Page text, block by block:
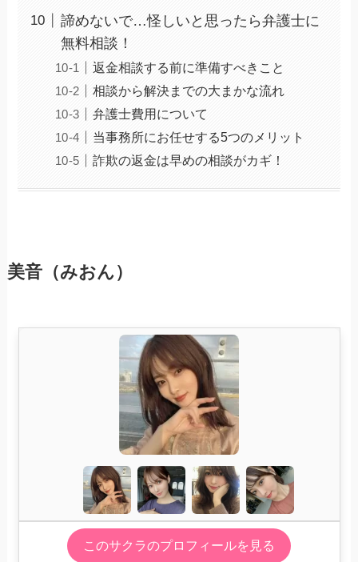
諦めないで…怪しいと思ったら弁護士に
無料相談！
返金相談する前に準備すべきこと
相談から解決までの大まかな流れ
弁護士費用について
当事務所にお任せする5つのメリット
詐欺の返金は早めの相談がカギ！
美音（みおん）
このサクラのプロフィールを見る